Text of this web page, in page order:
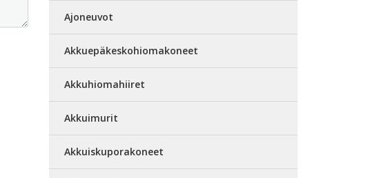
Ajoneuvot
Akkuepäkeskohiomakoneet
Akkuhiomahiiret
Akkuimurit
Akkuiskuporakoneet